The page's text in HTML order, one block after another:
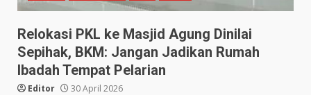
Relokasi PKL ke Masjid Agung Dinilai
Sepihak, BKM: Jangan Jadikan Rumah
Ibadah Tempat Pelarian
Editor 30 April 2026